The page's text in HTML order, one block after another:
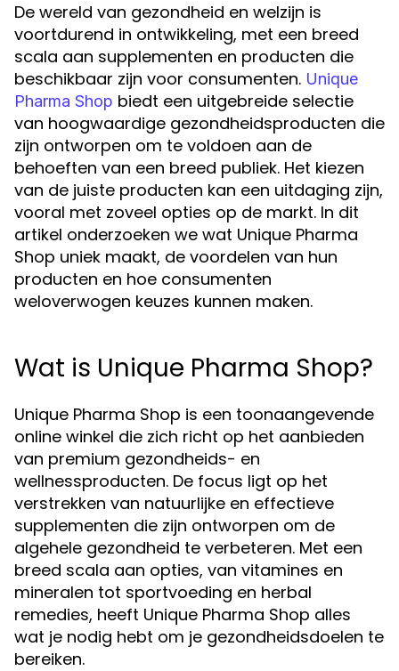
De wereld van gezondheid en welzijn is
voortdurend in ontwikkeling, met een breed
scala aan supplementen en producten die
beschikbaar zijn voor consumenten. Unique
Pharma Shop biedt een uitgebreide selectie
van hoogwaardige gezondheidsproducten die
zijn ontworpen om te voldoen aan de
behoeften van een breed publiek. Het kiezen
van de juiste producten kan een uitdaging zijn,
vooral met zoveel opties op de markt. In dit
artikel onderzoeken we wat Unique Pharma
Shop uniek maakt, de voordelen van hun
producten en hoe consumenten
weloverwogen keuzes kunnen maken.
Wat is Unique Pharma Shop?
Unique Pharma Shop is een toonaangevende
online winkel die zich richt op het aanbieden
van premium gezondheids- en
wellnessproducten. De focus ligt op het
verstrekken van natuurlijke en effectieve
supplementen die zijn ontworpen om de
algehele gezondheid te verbeteren. Met een
breed scala aan opties, van vitamines en
mineralen tot sportvoeding en herbal
remedies, heeft Unique Pharma Shop alles
wat je nodig hebt om je gezondheidsdoelen te
bereiken.